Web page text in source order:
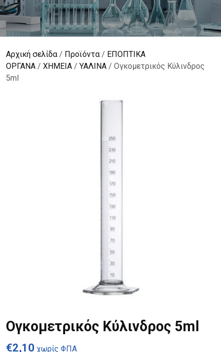
Αρχική σελίδα/ Προϊόντα/ ΕΠΟΠΤΙΚΑ
ΟΡΓΑΝΑ / ΧΗΜΕΙΑ / ΥΑΛΙΝΑ / Ογκομετρικός Κύλινδρος
5ml
Ογκομετρικός Κύλινδρος 5ml
€2,10 χωρίς ΦΠΑ